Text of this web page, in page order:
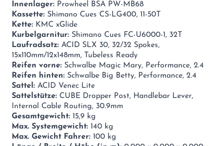
Innenlager: Prowheel BSA PW-MB68
Kassette: Shimano Cues CS-LG400, 11-50T
Kette: KMC xGlide
Kurbelgarnitur: Shimano Cues FC-U6000-1, 32T
Laufradsatz: ACID SLX 30, 32/32 Spokes,
15x110mm/12x148mm, Tubeless Ready
Reifen vorne: Schwalbe Magic Mary, Performance, 2.4
Reifen hinten: Schwalbe Big Betty, Performance, 2.4
Sattel: ACID Venec Lite
Sattelstütze: CUBE Dropper Post, Handlebar Lever,
Internal Cable Routing, 30.9mm
Gesamtgewicht: 15,9 kg
Max. Systemgewicht: 140 kg
Max. Gewicht Fahrer: 100 kg